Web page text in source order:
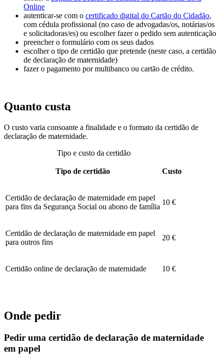
Online
autenticar-se com o certificado digital do Cartão do Cidadão,
com cédula profissional (no caso de advogadas/os, notárias/os
e solicitadoras/es) ou escolher fazer o pedido sem autenticação
preencher o formulário com os seus dados
escolher o tipo de certidão que pretende (neste caso, a certidão
de declaração de maternidade)
fazer o pagamento por multibanco ou cartão de crédito.
Quanto custa
O custo varia consoante a finalidade e o formato da certidão de
declaração de maternidade.
Tipo e custo da certidão
Tipo de certidão Custo
Certidão de declaração de maternidade em papel
para fins da Segurança Social ou abono de família
10 €
Certidão de declaração de maternidade em papel
para outros fins
20 €
Certidão online de declaração de maternidade 10 €
Onde pedir
Pedir uma certidão de declaração de maternidade
em papel